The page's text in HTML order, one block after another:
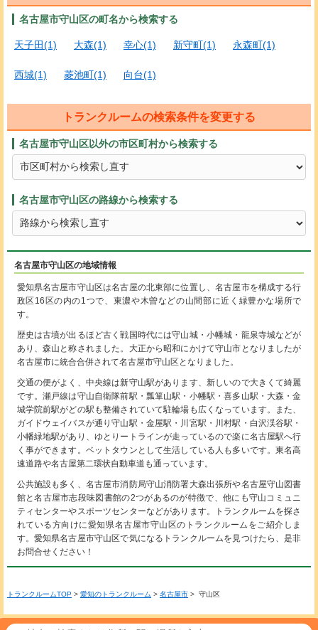
名古屋市守山区の町名から検索する
天子田(1) 大森(1) 幸心(1) 新守町(1) 永森町(1)
西城(1) 菱池町(1) 向台(1)
トランクルームの検索条件を変更する
名古屋市守山区以外の市区町村から検索する
名古屋市守山区の路線から検索する
名古屋市守山区の地域情報
愛知県名古屋市守山区は名古屋の北東部に位置し、名古屋市を構成する行
政区16区の内の1つで、東濃や木曽などの山間部に近く緑豊かな場所で
す。
歴史は古墳が出るほど古く戦国時代には守山城・小幡城・龍泉寺城などが
あり、森山と称されました。大正から昭和にかけて守山市となりましたが
名古屋市に統合合併されて名古屋市守山区となりました。
交通の便がよく、中央線は新守山駅があります、新しいので大きくて綺麗
です。瀬戸線は守山自衛隊前駅・瓢箪山駅・小幡駅・喜多山駅・大森・金
城学院前駅がどの駅も整備されていて駐輪場も広くなっています。また、
ガイドウェイバスが通り守山駅・金屋駅・川宮駅・川村駅・白沢渓谷駅・
小幡緑地駅があり、ゆとりートラインが走っているので楽に名古屋駅へ行
く事ができます。ベットタウンとして生活している人も多いです。東名高
速道路や名古屋第二環状自動車道も通っています。
公共施設も多く、名古屋市消防局守山消防署大森出張所や名古屋守山図書
館と名古屋市志段味図書館の2つがあるのが特徴で、他にも守山コミュニ
ティセンターやスポーツセンターなどがあります。トランクルームを探さ
れている方向けに愛知県名古屋市守山区のトランクルームをご紹介しま
す。愛知県名古屋市守山区で気になるトランクルームを見つけたら、是非
お問合せください！
トランクルームTOP > 愛知のトランクルーム > 名古屋市 > 守山区